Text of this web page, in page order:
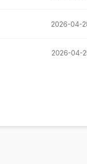
2026-04-
2026-04-